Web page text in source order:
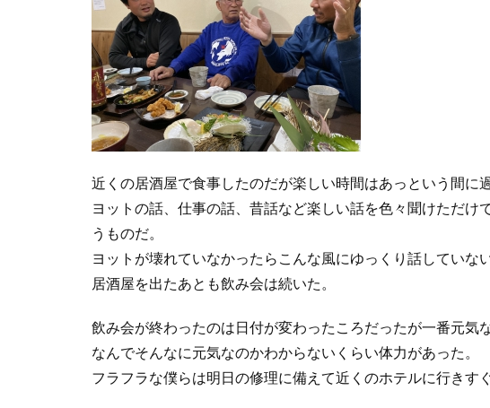
近くの居酒屋で食事したのだが楽しい時間はあっという間に
ヨットの話、仕事の話、昔話など楽しい話を色々聞けただけ
うものだ。
ヨットが壊れていなかったらこんな風にゆっくり話していな
居酒屋を出たあとも飲み会は続いた。
飲み会が終わったのは日付が変わったころだったが一番元気
なんでそんなに元気なのかわからないくらい体力があった。
フラフラな僕らは明日の修理に備えて近くのホテルに行きすぐ